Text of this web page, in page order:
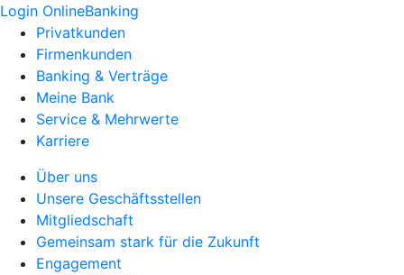
Login OnlineBanking
Privatkunden
Firmenkunden
Banking & Verträge
Meine Bank
Service & Mehrwerte
Karriere
Über uns
Unsere Geschäftsstellen
Mitgliedschaft
Gemeinsam stark für die Zukunft
Engagement